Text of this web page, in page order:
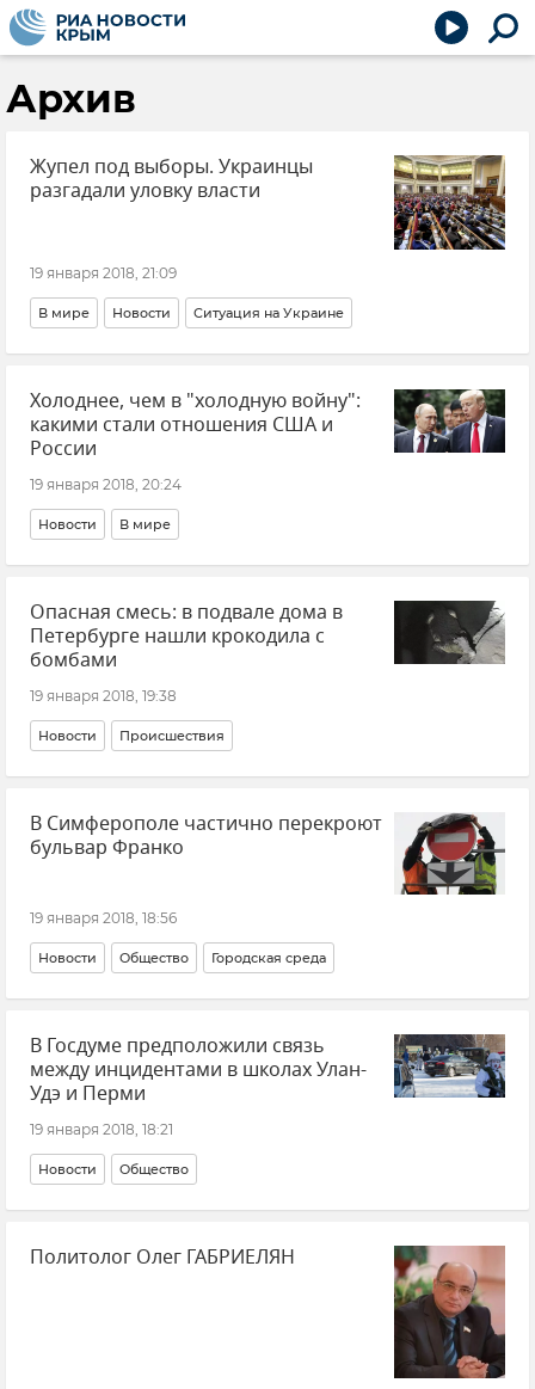
Архив
Жупел под выборы. Украинцы
разгадали уловку власти
19 января 2018, 21:09
В мире Новости Ситуация на Украине
Холоднее, чем в "холодную войну":
какими стали отношения США и
России
19 января 2018, 20:24
Новости В мире
Опасная смесь: в подвале дома в
Петербурге нашли крокодила с
бомбами
19 января 2018, 19:38
Новости Происшествия
В Симферополе частично перекроют
бульвар Франко
19 января 2018, 18:56
Новости Общество Городская среда
В Госдуме предположили связь
между инцидентами в школах Улан-
Удэ и Перми
19 января 2018, 18:21
Новости Общество
Политолог Олег ГАБРИЕЛЯН